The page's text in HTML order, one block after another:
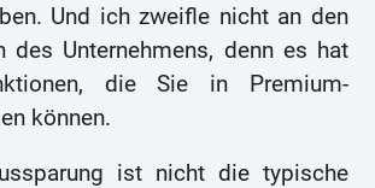
Und ich zweifle nicht an den
des Unternehmens, denn es hat
die Sie in Premium-
können.
ist nicht die typische